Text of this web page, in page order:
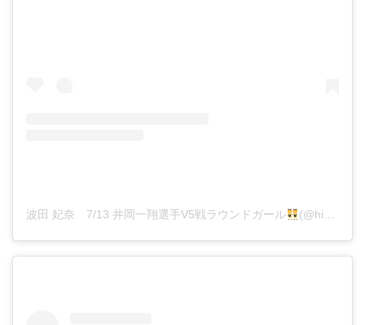
波田 妃奈 7/13 井岡一翔選手V5戦ラウンドガール (@hina__fitness)がシェアした投稿